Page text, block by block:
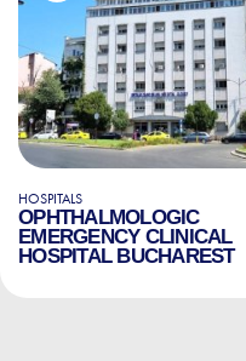
HOSPITALS
OPHTHALMOLOGIC
EMERGENCY CLINICAL
HOSPITAL BUCHAREST